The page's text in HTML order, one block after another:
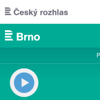
Přejít k hlavnímu obsahu